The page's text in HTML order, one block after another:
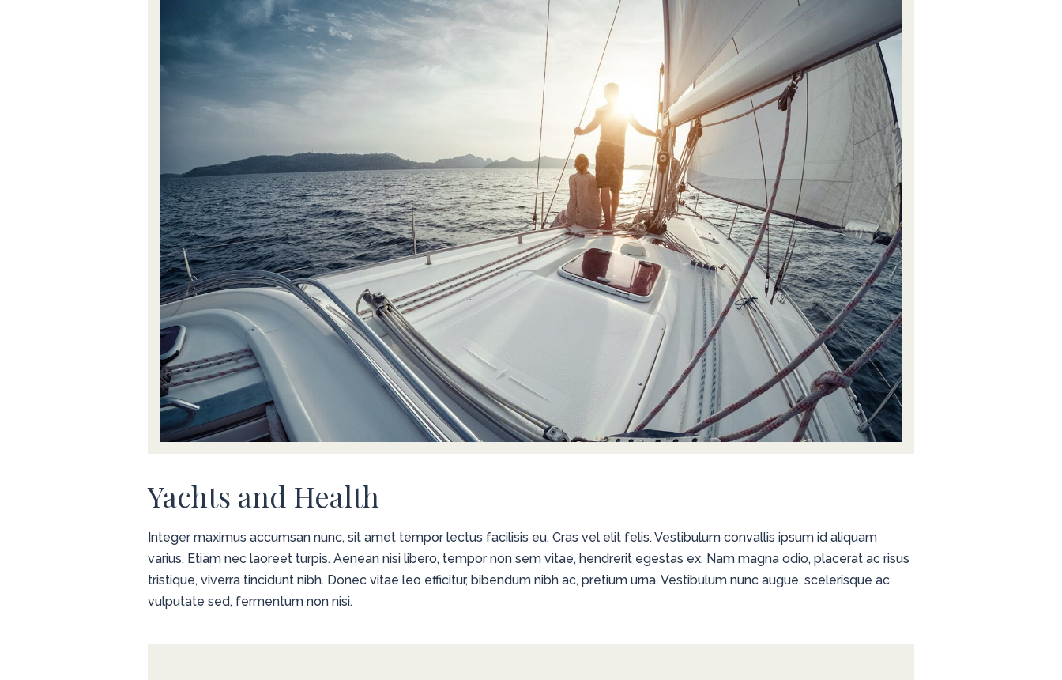
Yachts and Health
Integer maximus accumsan nunc, sit amet tempor lectus facilisis eu. Cras vel elit felis. Vestibulum convallis ipsum id aliquam
varius. Etiam nec laoreet turpis. Aenean nisi libero, tempor non sem vitae, hendrerit egestas ex. Nam magna odio, placerat ac risus
tristique, viverra tincidunt nibh. Donec vitae leo efficitur, bibendum nibh ac, pretium urna. Vestibulum nunc augue, scelerisque ac
vulputate sed, fermentum non nisi.